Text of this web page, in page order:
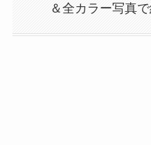
＆全カラー写真